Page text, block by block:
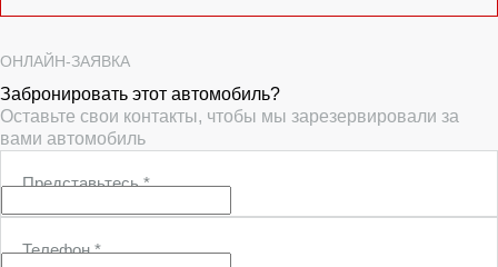
ОНЛАЙН-ЗАЯВКА
Забронировать этот автомобиль?
Оставьте свои контакты, чтобы мы зарезервировали за
вами автомобиль
Представьтесь*
Телефон*